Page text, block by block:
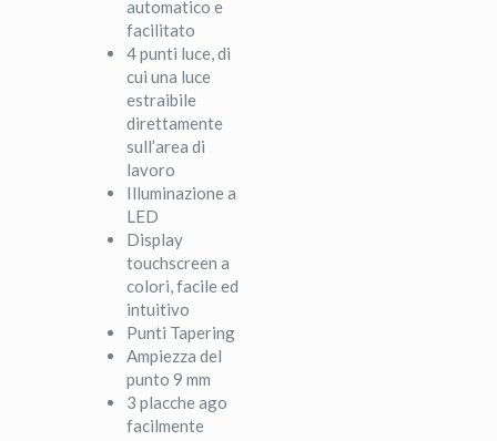
automatico e
facilitato
4 punti luce, di
cui una luce
estraibile
direttamente
sull’area di
lavoro
Illuminazione a
LED
Display
touchscreen a
colori, facile ed
intuitivo
Punti Tapering
Ampiezza del
punto 9 mm
3 placche ago
facilmente